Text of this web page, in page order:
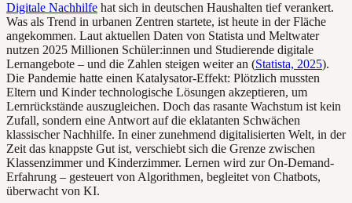
Digitale Nachhilfe hat sich in deutschen Haushalten tief verankert.
Was als Trend in urbanen Zentren startete, ist heute in der Fläche
angekommen. Laut aktuellen Daten von Statista und Meltwater
nutzen 2025 Millionen Schüler:innen und Studierende digitale
Lernangebote – und die Zahlen steigen weiter an (Statista, 2025).
Die Pandemie hatte einen Katalysator-Effekt: Plötzlich mussten
Eltern und Kinder technologische Lösungen akzeptieren, um
Lernrückstände auszugleichen. Doch das rasante Wachstum ist kein
Zufall, sondern eine Antwort auf die eklatanten Schwächen
klassischer Nachhilfe. In einer zunehmend digitalisierten Welt, in der
Zeit das knappste Gut ist, verschiebt sich die Grenze zwischen
Klassenzimmer und Kinderzimmer. Lernen wird zur On-Demand-
Erfahrung – gesteuert von Algorithmen, begleitet von Chatbots,
überwacht von KI.